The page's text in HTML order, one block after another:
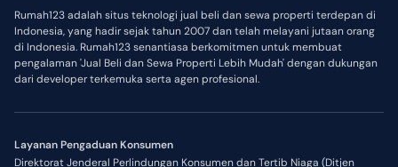
Rumah123 adalah situs teknologi jual beli dan sewa properti terdepan di
Indonesia, yang hadir sejak tahun 2007 dan telah melayani jutaan orang
di Indonesia. Rumah123 senantiasa berkomitmen untuk membuat
pengalaman 'Jual Beli dan Sewa Properti Lebih Mudah' dengan dukungan
dari developer terkemuka serta agen profesional.
Layanan Pengaduan Konsumen
Direktorat Jenderal Perlindungan Konsumen dan Tertib Niaga (Ditjen